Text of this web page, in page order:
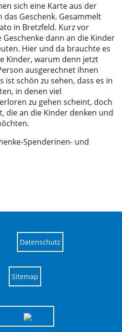
sich eine Karte aus der
Geschenk. Gesammelt
in Bretzfeld. Kurz vor
dann an die Kinder
Hier und da brauchte es
Kinder, warum denn jetzt
ausgerechnet ihnen
ist schön zu sehen, dass es in
in denen viel
zu gehen scheint, doch
die an die Kinder denken und
Spenderinen- und
Datenschutz
Sitemap